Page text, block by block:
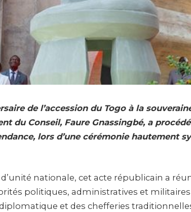
de l’accession du Togo à la
du Conseil, Faure Gnassingbé, a
lors d’une cérémonie hautement
nationale, cet acte républicain a
politiques, administratives et
et des chefferies